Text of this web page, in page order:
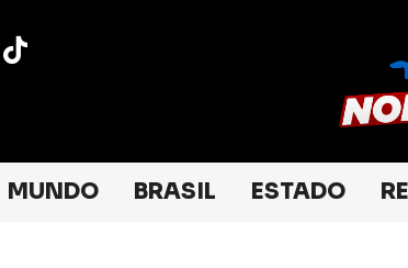
MUNDO BRASIL ESTADO